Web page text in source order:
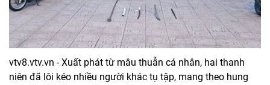
vtv8.vtv.vn - Xuất phát từ mâu thuẫn cá nhân, hai thanh
niên đã lôi kéo nhiều người khác tụ tập, mang theo hung